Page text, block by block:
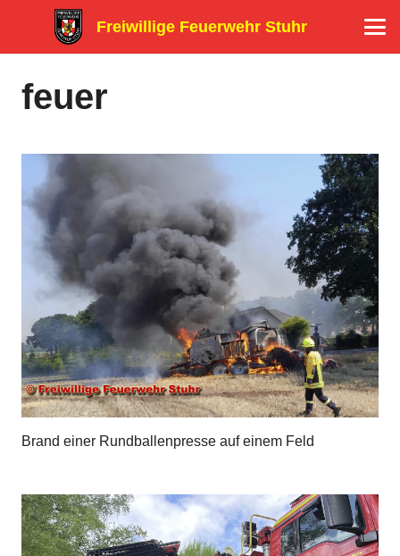
Freiwillige Feuerwehr Stuhr
feuer
Brand einer Rundballenpresse auf einem Feld